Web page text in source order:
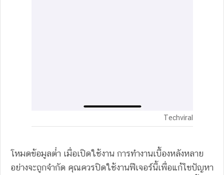
Techviral
โหมดข้อมูลต่ำ เมื่อเปิดใช้งาน การทำงานเบื้องหลังหลาย
อย่างจะถูกจำกัด คุณควรปิดใช้งานฟีเจอร์นี้เพื่อแก้ไขปัญหา